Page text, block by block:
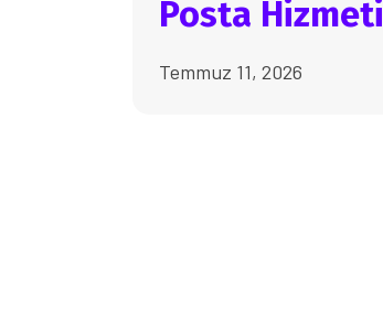
Posta Hizmeti
Temmuz 11, 2026